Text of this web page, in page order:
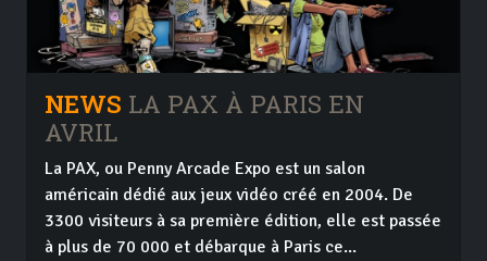
NEWS LA PAX À PARIS EN
AVRIL
La PAX, ou Penny Arcade Expo est un salon
américain dédié aux jeux vidéo créé en 2004. De
3300 visiteurs à sa première édition, elle est passée
à plus de 70 000 et débarque à Paris ce...